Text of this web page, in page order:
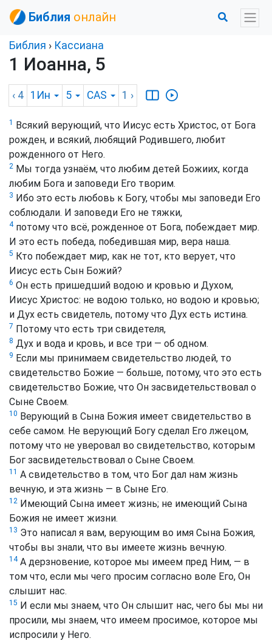
Библия онлайн
Библия › Кассиана
1 Иоанна, 5
‹ 4 1Ин 5 CAS 1 ›
1 Всякий верующий, что Иисус есть Христос, от Бога
рожден, и всякий, любящий Родившего, любит
рожденного от Него.
2 Мы тогда узнаём, что любим детей Божиих, когда
любим Бога и заповеди Его творим.
3 Ибо это есть любовь к Богу, чтобы мы заповеди Его
соблюдали. И заповеди Его не тяжки,
4потому что всё, рожденное от Бога, побеждает мир.
И это есть победа, победившая мир, вера наша.
5 Кто побеждает мир, как не тот, кто верует, что
Иисус есть Сын Божий?
6 Он есть пришедший водою и кровью и Духом,
Иисус Христос: не водою только, но водою и кровью;
и Дух есть свидетель, потому что Дух есть истина.
7 Потому что есть три свидетеля,
8 Дух и вода и кровь, и все три — об одном.
9 Если мы принимаем свидетельство людей, то
свидетельство Божие — больше, потому, что это есть
свидетельство Божие, что Он засвидетельствовал о
Сыне Своем.
10 Верующий в Сына Божия имеет свидетельство в
себе самом. Не верующий Богу сделал Его лжецом,
потому что не уверовал во свидетельство, которым
Бог засвидетельствовал о Сыне Своем.
11 А свидетельство в том, что Бог дал нам жизнь
вечную, и эта жизнь — в Сыне Его.
12 Имеющий Сына имеет жизнь; не имеющий Сына
Божия не имеет жизни.
13 Это написал я вам, верующим во имя Сына Божия,
чтобы вы знали, что вы имеете жизнь вечную.
14А дерзновение, которое мы имеем пред Ним, — в
том что, если мы чего просим согласно воле Его, Он
слышит нас.
15 И если мы знаем, что Он слышит нас, чего бы мы ни
просили, мы знаем, что имеем просимое, которое мы
испросили у Него.